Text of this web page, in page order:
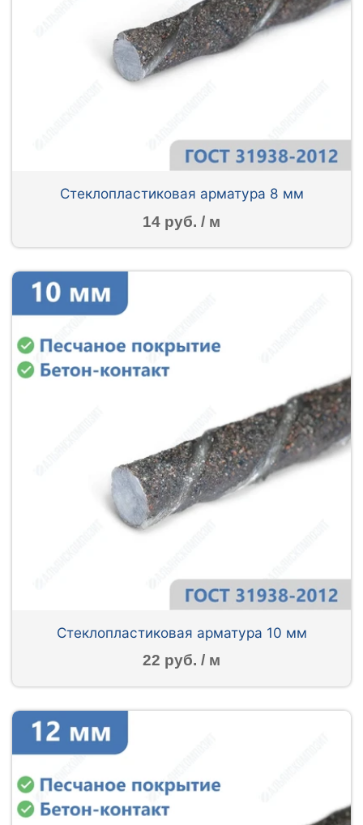
Стеклопластиковая арматура 8 мм
14 руб. / м
Стеклопластиковая арматура 10 мм
22 руб. / м